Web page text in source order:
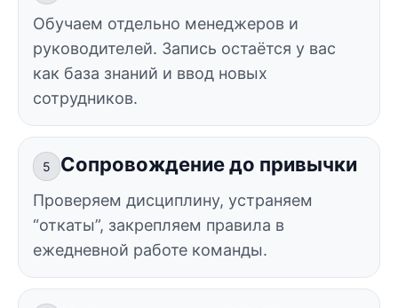
Обучаем отдельно менеджеров и
руководителей. Запись остаётся у вас
как база знаний и ввод новых
сотрудников.
5 Сопровождение до привычки
Проверяем дисциплину, устраняем
“откаты”, закрепляем правила в
ежедневной работе команды.